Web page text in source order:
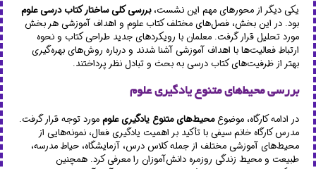
یکی دیگر از محورهای مهم این نشست،بررسی کلی ساختار کتاب درسی علوم
بود. در این بخش، فصل‌های مختلف کتاب علوم و اهداف آموزشی هر بخش
مورد تحلیل قرار گرفت. معلمان با رویکردهای جدید طراحی کتاب و نحوه
ارتباط فعالیت‌ها با اهداف آموزشی آشنا شدند و درباره روش‌های بهره‌گیری
بهتر از ظرفیت‌های کتاب درسی به بحث و تبادل نظر پرداختند.
بررسی محیط‌های متنوع یادگیری علوم
در ادامه کارگاه، موضوعمحیط‌های متنوع یادگیری علوممورد توجه قرار گرفت.
مدرس کارگاه خانم سیفی با تأکید بر اهمیت یادگیری فعال، نمونه‌هایی از
محیط‌های آموزشی مختلف از جمله کلاس درس، آزمایشگاه، حیاط مدرسه،
طبیعت و محیط زندگی روزمره دانش‌آموزان را معرفی کرد. همچنین